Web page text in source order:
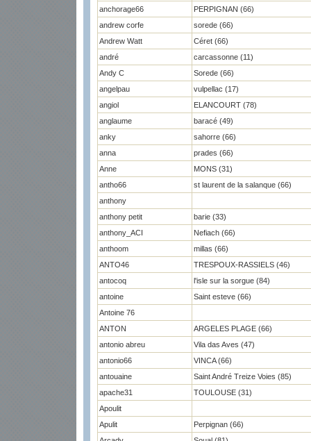
anchorage66
PERPIGNAN (66)
andrew corfe
sorede (66)
Andrew Watt
Céret (66)
andré
carcassonne (11)
Andy C
Sorede (66)
angelpau
vulpellac (17)
angiol
ELANCOURT (78)
anglaume
baracé (49)
anky
sahorre (66)
anna
prades (66)
Anne
MONS (31)
antho66
st laurent de la salanque (66)
anthony
anthony petit
barie (33)
anthony_ACI
Nefiach (66)
anthoom
millas (66)
ANTO46
TRESPOUX-RASSIELS (46)
antocoq
l'isle sur la sorgue (84)
antoine
Saint esteve (66)
Antoine 76
ANTON
ARGELES PLAGE (66)
antonio abreu
Vila das Aves (47)
antonio66
VINCA (66)
antouaine
Saint André Treize Voies (85)
apache31
TOULOUSE (31)
Apoulit
Apulit
Perpignan (66)